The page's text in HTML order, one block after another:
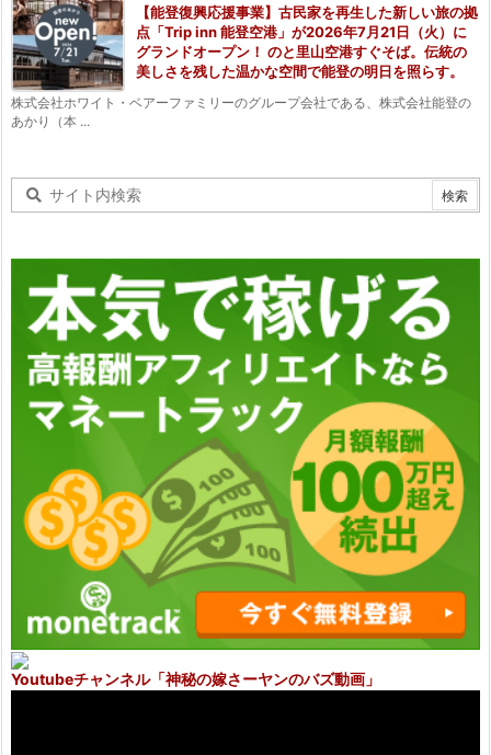
【能登復興応援事業】古民家を再生した新しい旅の拠
点「Trip inn 能登空港」が2026年7月21日（火）に
グランドオープン！ のと里山空港すぐそば。伝統の
美しさを残した温かな空間で能登の明日を照らす。
株式会社ホワイト・ベアーファミリーのグループ会社である、株式会社能登の
あかり（本 ...
Youtubeチャンネル「神秘の嫁さーヤンのバズ動画」